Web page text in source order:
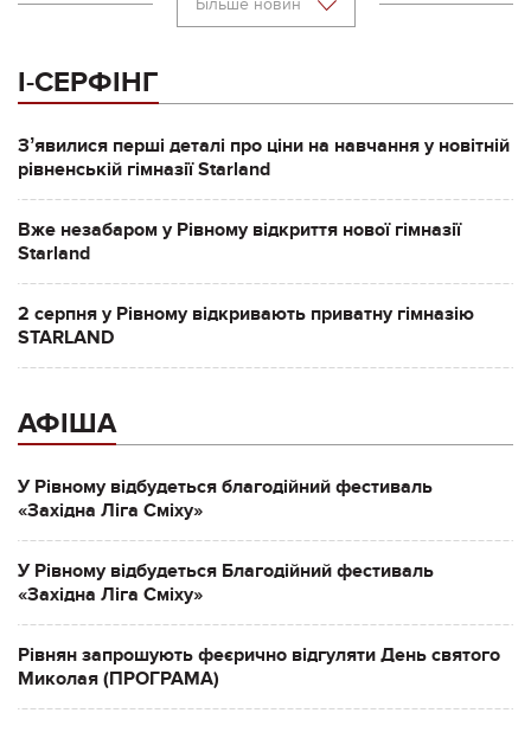
Більше новин
І-СЕРФІНГ
Зʼявилися перші деталі про ціни на навчання у новітній
рівненській гімназії Starland
Вже незабаром у Рівному відкриття нової гімназії
Starland
2 серпня у Рівному відкривають приватну гімназію
STARLAND
АФІША
У Рівному відбудеться благодійний фестиваль
«Західна Ліга Сміху»
У Рівному відбудеться Благодійний фестиваль
«Західна Ліга Сміху»
Рівнян запрошують феєрично відгуляти День святого
Миколая (ПРОГРАМА)